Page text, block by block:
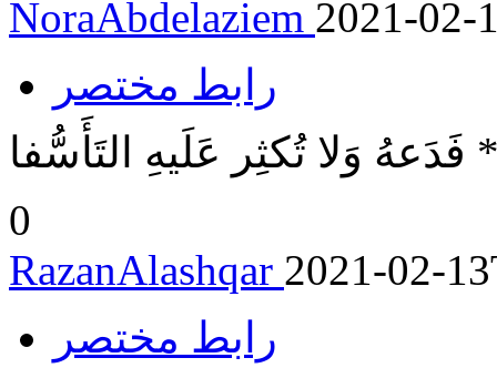
NoraAbdelaziem 2021-02-
رابط مختصر
فَدَعهُ وَلا تُكثِر عَلَيهِ التَأَسُّفا
0
RazanAlashqar 2021-02-
رابط مختصر